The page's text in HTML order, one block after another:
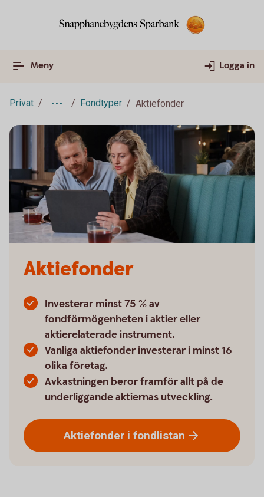
Meny Logga in
Privat Fondtyper Aktiefonder
Aktiefonder
Investerar minst 75 % av
fondförmögenheten i aktier eller
aktierelaterade instrument.
Vanliga aktiefonder investerar i minst 16
olika företag.
Avkastningen beror framför allt på de
underliggande aktiernas utveckling.
Aktiefonder i fondlistan